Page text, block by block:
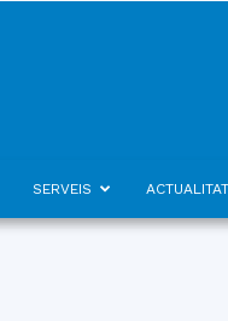
SERVEIS ACTUALITAT